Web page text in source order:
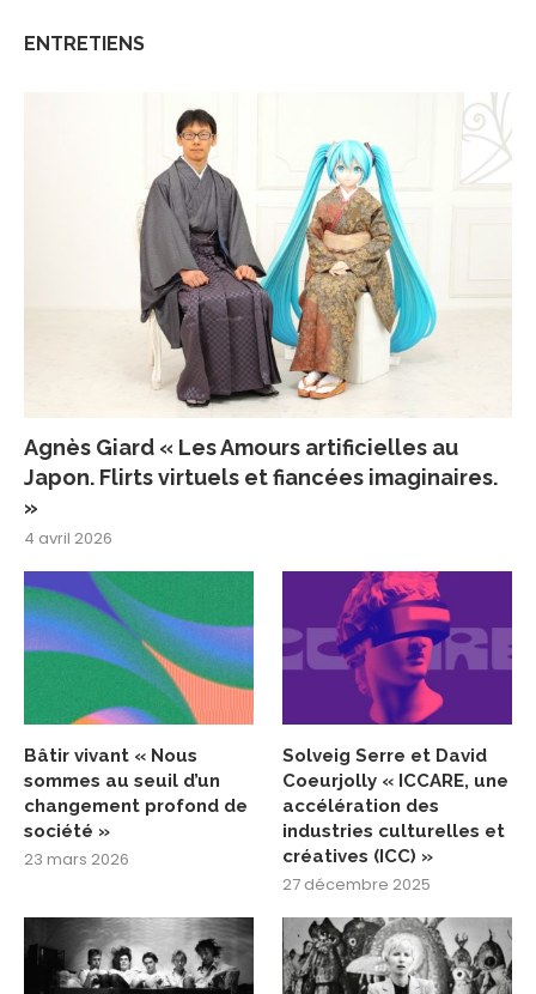
ENTRETIENS
Agnès Giard « Les Amours artificielles au
Japon. Flirts virtuels et fiancées imaginaires.
»
4 avril 2026
Bâtir vivant « Nous
sommes au seuil d’un
changement profond de
société »
23 mars 2026
Solveig Serre et David
Coeurjolly « ICCARE, une
accélération des
industries culturelles et
créatives (ICC) »
27 décembre 2025